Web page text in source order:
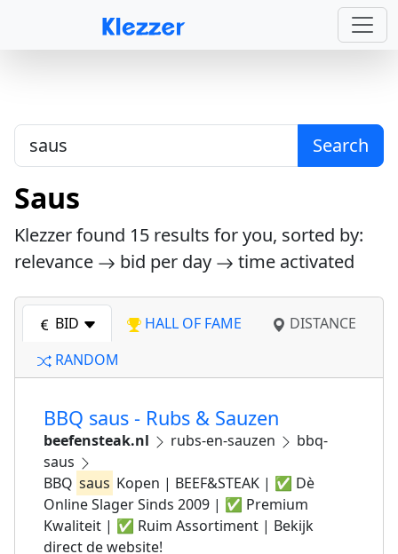
Search
Saus
Klezzer found 15 results for you, sorted by:
relevance
bid per day time activated
BID HALL OF FAME
DISTANCE
RANDOM
BBQ saus - Rubs & Sauzen
beefensteak.nl rubs-en-sauzen
bbq-
saus
BBQ saus Kopen | BEEF&STEAK | ✅ Dè
Online Slager Sinds 2009 | ✅ Premium
Kwaliteit | ✅ Ruim Assortiment | Bekijk
direct de website!